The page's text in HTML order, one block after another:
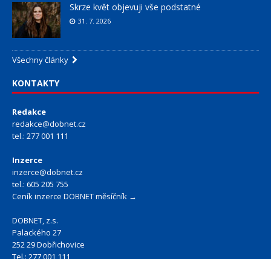
Skrze květ objevuji vše podstatné
31. 7. 2026
Všechny články
KONTAKTY
Redakce
redakce@dobnet.cz
tel.: 277 001 111
Inzerce
inzerce@dobnet.cz
tel.: 605 205 755
Ceník inzerce DOBNET měsíčník →
DOBNET, z.s.
Palackého 27
252 29 Dobřichovice
Tel.: 277 001 111